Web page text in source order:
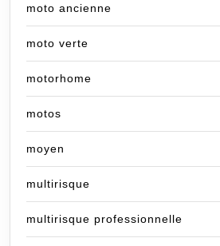
moto ancienne
moto verte
motorhome
motos
moyen
multirisque
multirisque professionnelle